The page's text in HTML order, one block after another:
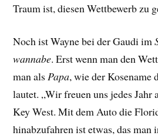
Traum ist, diesen Wettbewerb zu
Noch ist Wayne bei der Gaudi im
wannabe. Erst wenn man den
man alsPapa, wie der Kosename
lautet. „Wir freuen uns jedes Jahr
Key West. Mit dem Auto die
hinabzufahren ist etwas, das man